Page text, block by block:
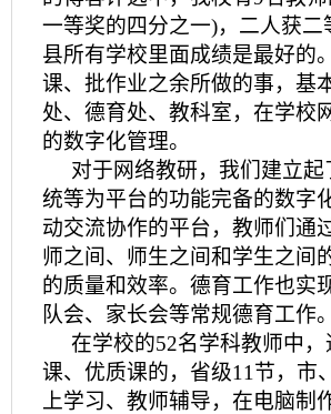
一等奖的四分之一)，二人获
县所有学校里面成绩是最好的
课、批作业之余所做的事，基
处、德育处、教科室，在学校
的数字化管理。
对于网络教研，我们建立
统等为平台的功能完备的数字
动交流协作的平台，教师们通
师之间、师生之间和学生之间
的质量和效率。德育工作也实
队会、家长会等常规德育工作。
在学校的52名学科教师中
课、优质课的，省级11节，市
上学习、教师辅导，在电脑